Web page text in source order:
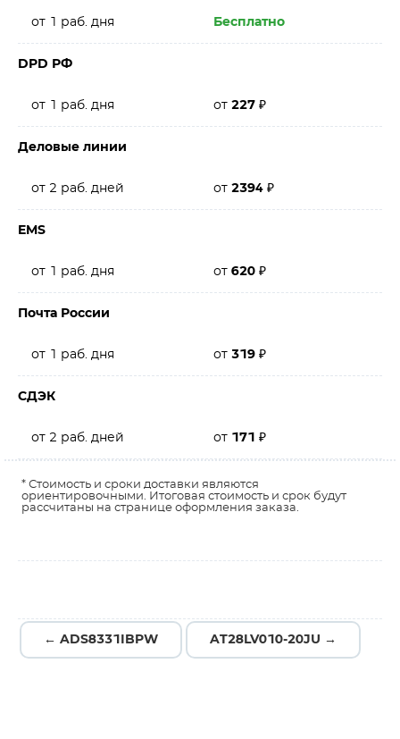
от 1 раб. дня Бесплатно
DPD РФ
от 1 раб. дня от 227 ₽
Деловые линии
от 2 раб. дней от 2394 ₽
EMS
от 1 раб. дня от 620 ₽
Почта России
от 1 раб. дня от 319 ₽
СДЭК
от 2 раб. дней от 171 ₽
* Стоимость и сроки доставки являются
ориентировочными. Итоговая стоимость и срок будут
рассчитаны на странице оформления заказа.
← ADS8331IBPW AT28LV010-20JU →